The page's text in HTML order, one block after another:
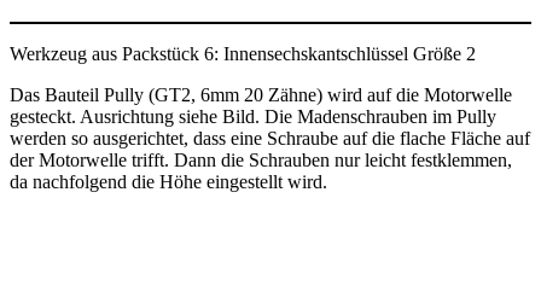
Werkzeug aus Packstück 6: Innensechskantschlüssel Größe 2
Das Bauteil Pully (GT2, 6mm 20 Zähne) wird auf die Motorwelle
gesteckt. Ausrichtung siehe Bild. Die Madenschrauben im Pully
werden so ausgerichtet, dass eine Schraube auf die flache Fläche auf
der Motorwelle trifft. Dann die Schrauben nur leicht festklemmen,
da nachfolgend die Höhe eingestellt wird.